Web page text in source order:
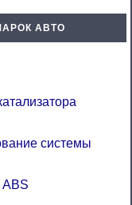
АВТО
системы
ABS